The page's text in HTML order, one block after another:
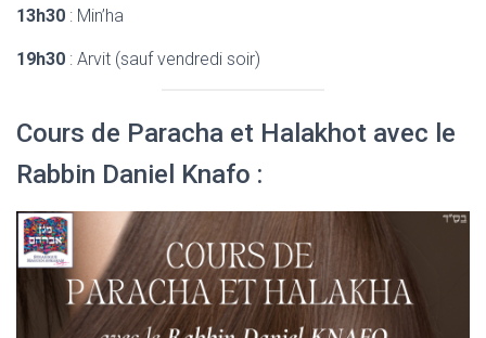
13h30 : Min’ha
19h30 : Arvit (sauf vendredi soir)
Cours de Paracha et Halakhot avec le
Rabbin Daniel Knafo :